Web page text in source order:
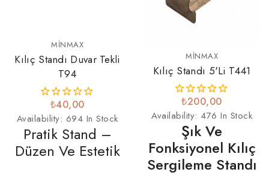
MINMAX
Kılıç Standı Duvar Tekli
T94
₺40,00
Availability: 694 In Stock
Pratik Stand –
Düzen Ve Estetik
MINMAX
Kılıç Standı 5'li T441
₺200,00
Availability: 476 In Stock
Şık Ve
Fonksiyonel Kılıç
Sergileme Standı